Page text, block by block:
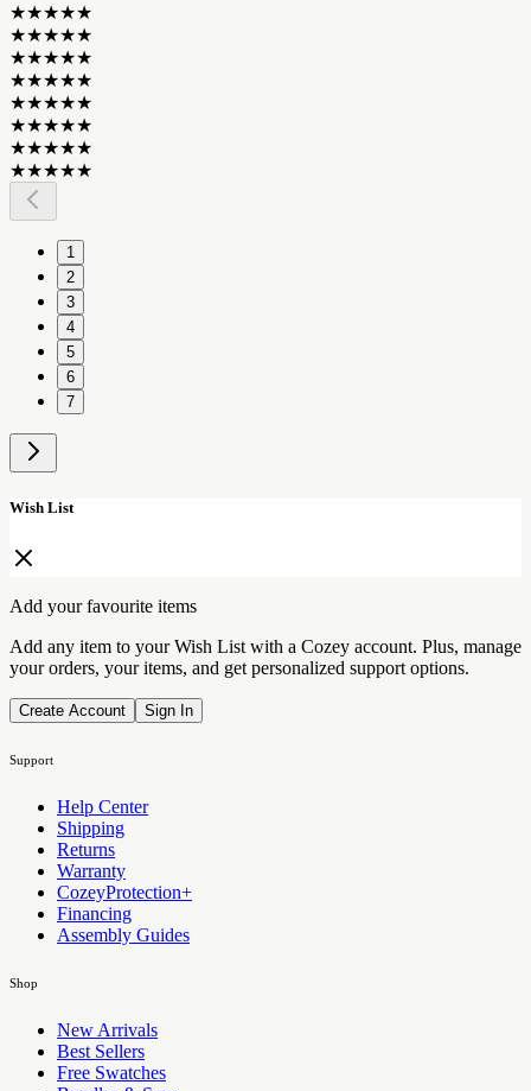
★★★★★
★★★★★
★★★★★
★★★★★
★★★★★
★★★★★
★★★★★
★★★★★
1
2
3
4
5
6
7
Wish List
Add your favourite items
Add any item to your Wish List with a Cozey account. Plus, manage
your orders, your items, and get personalized support options.
Create Account Sign In
Support
Help Center
Shipping
Returns
Warranty
CozeyProtection+
Financing
Assembly Guides
Shop
New Arrivals
Best Sellers
Free Swatches